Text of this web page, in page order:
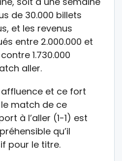
de 30.000 billets
et les revenus
entre 2.000.000 et
1.730.000
aller.
et ce fort
match de ce
à l’aller (1-1) est
qu’il
pour le titre.